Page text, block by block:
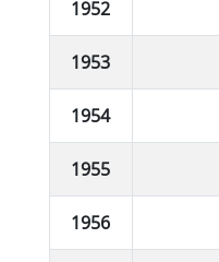
1952
1953
1954
1955
1956